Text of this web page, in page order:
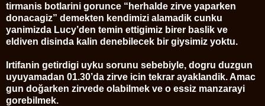
tirmanis botlarini gorunce “herhalde zirve yaparken
donacagiz” demekten kendimizi alamadik cunku
yanimizda Lucy’den temin ettigimiz birer baslik ve
eldiven disinda kalin denebilecek bir giysimiz yoktu.
Irtifanin getirdigi uyku sorunu sebebiyle, dogru duzgun
uyuyamadan 01.30’da zirve icin tekrar ayaklandik. Amac
gun doğarken zirvede olabilmek ve o essiz manzarayi
gorebilmek.